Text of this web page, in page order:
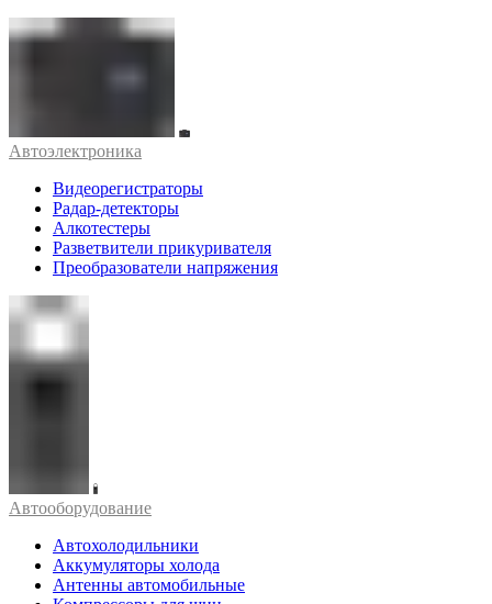
Автоэлектроника
Видеорегистраторы
Радар-детекторы
Алкотестеры
Разветвители прикуривателя
Преобразователи напряжения
Автооборудование
Автохолодильники
Аккумуляторы холода
Антенны автомобильные